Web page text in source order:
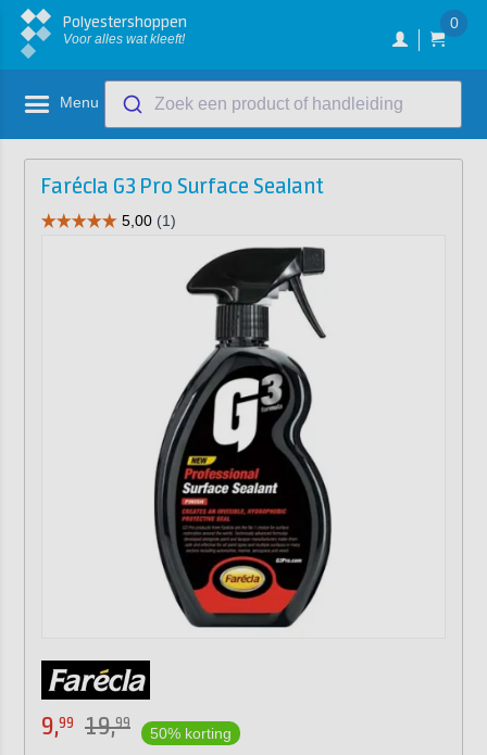
Polyestershoppen
Voor alles wat kleeft!
0
Menu Zoek een product of handleiding
Farécla G3 Pro Surface Sealant
9,99 19,99
50% korting